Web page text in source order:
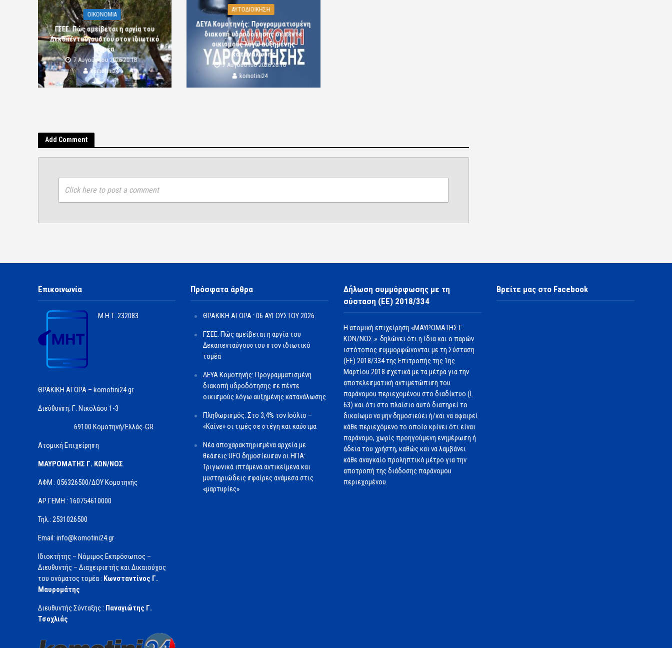
OIKONOMIA
ΓΣΕΕ: Πώς αμείβεται η αργία του
Δεκαπενταύγουστου στον ιδιωτικό
τομέα
7 Αυγούστου 2026 20:18
komotini24
ΑΥΤΟΔΙΟΙΚΗΣΗ
ΔΕΥΑ Κομοτηνής: Προγραμματισμένη
διακοπή υδροδότησης σε πέντε
οικισμούς λόγω αυξημένης
κατανάλωσης
7 Αυγούστου 2026 20:16
komotini24
Add Comment
Click here to post a comment
Επικοινωνία
Μ.Η.Τ. 232083
ΘΡΑΚΙΚΗ ΑΓΟΡΑ – komotini24.gr
Διεύθυνση: Γ. Νικολάου 1-3
69100 Κομοτηνή/Ελλάς-GR
Ατομική Επιχείρηση
ΜΑΥΡΟΜΑΤΗΣ Γ. ΚΩΝ/ΝΟΣ
ΑΦΜ : 056326500/ΔOΥ Κομοτηνής
ΑΡ.ΓΕΜΗ : 160754610000
Τηλ.: 2531026500
Email: info@komotini24.gr
Ιδιοκτήτης – Νόμιμος Εκπρόσωπος –
Διευθυντής – Διαχειριστής και Δικαιούχος
του ονόματος τομέα : Κωνσταντίνος Γ.
Μαυρομάτης
Διευθυντής Σύνταξης : Παναγιώτης Γ.
Τσοχλιάς
Πρόσφατα άρθρα
ΘΡΑΚΙΚΗ ΑΓΟΡΑ : 06 ΑΥΓΟΥΣΤΟΥ 2026
ΓΣΕΕ: Πώς αμείβεται η αργία του
Δεκαπενταύγουστου στον ιδιωτικό
τομέα
ΔΕΥΑ Κομοτηνής: Προγραμματισμένη
διακοπή υδροδότησης σε πέντε
οικισμούς λόγω αυξημένης κατανάλωσης
Πληθωρισμός: Στο 3,4% τον Ιούλιο –
«Καίνε» οι τιμές σε στέγη και καύσιμα
Νέα αποχαρακτηρισμένα αρχεία με
θεάσεις UFO δημοσίευσαν οι ΗΠΑ:
Τριγωνικά ιπτάμενα αντικείμενα και
μυστηριώδεις σφαίρες ανάμεσα στις
«μαρτυρίες»
Δήλωση συμμόρφωσης με τη
σύσταση (ΕΕ) 2018/334
Η ατομική επιχείρηση «ΜΑΥΡΟΜΑΤΗΣ Γ.
ΚΩΝ/ΝΟΣ » δηλώνει ότι η ίδια και ο παρών
ιστότοπος συμμορφώνονται με τη Σύσταση
(ΕΕ) 2018/334 της Επιτροπής της 1ης
Μαρτίου 2018 σχετικά με τα μέτρα για την
αποτελεσματική αντιμετώπιση του
παράνομου περιεχομένου στο διαδίκτυο (L
63) και ότι στο πλαίσιο αυτό διατηρεί το
δικαίωμα να μην δημοσιεύει ή/και να αφαιρεί
κάθε περιεχόμενο το οποίο κρίνει ότι είναι
παράνομο, χωρίς προηγούμενη ενημέρωση ή
άδεια του χρήστη, καθώς και να λαμβάνει
κάθε αναγκαίο προληπτικό μέτρο για την
αποτροπή της διάδοσης παράνομου
περιεχομένου.
Βρείτε μας στο Facebook